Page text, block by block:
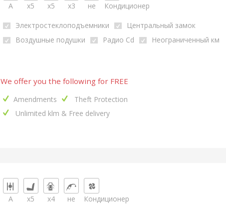
A x5 x5 x3 не Кондиционер
Электростеклоподъемники
Центральный замок
Воздушные подушки
Радио Cd Неограниченный км
We offer you the following for FREE
Amendments
Theft Protection
Unlimited klm & Free delivery
A x5 x4 не Кондиционер